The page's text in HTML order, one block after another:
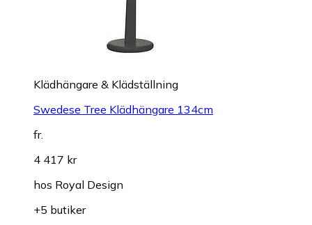
Klädhängare & Klädställning
Swedese Tree Klädhängare 134cm
fr.
4 417 kr
hos Royal Design
+5 butiker